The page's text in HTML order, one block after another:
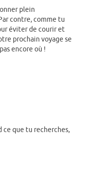
plein
contre, comme tu
éviter de courir et
prochain voyage se
encore où !
ce que tu recherches,